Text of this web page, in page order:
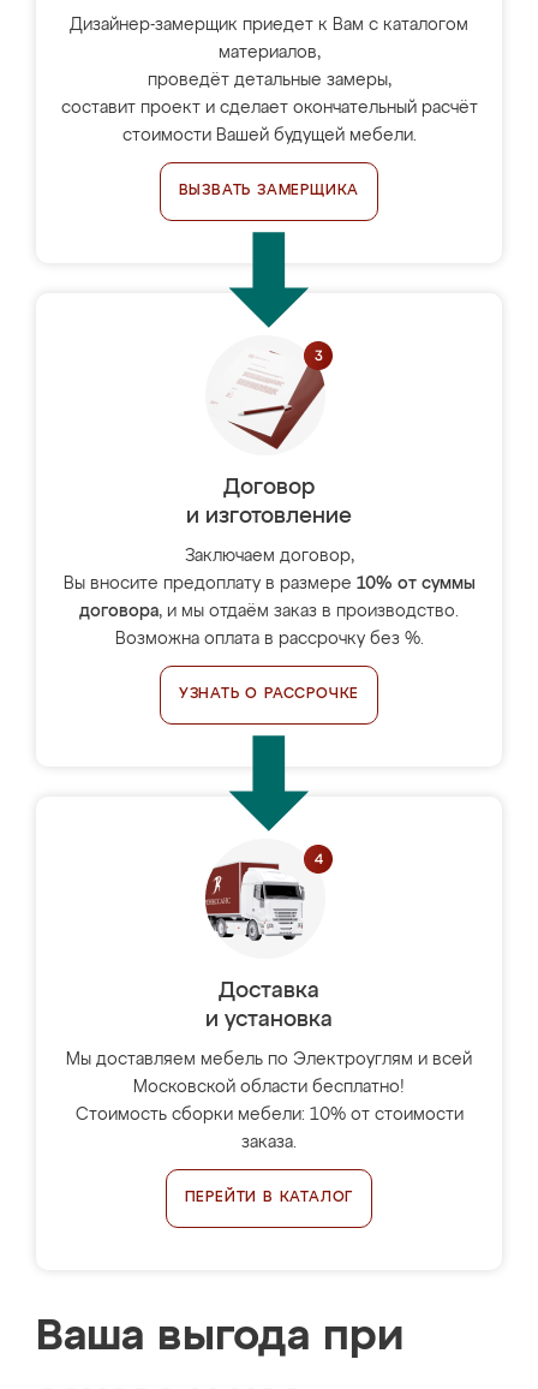
Дизайнер-замерщик приедет к Вам с каталогом
материалов,
проведёт детальные замеры,
составит проект и сделает окончательный расчёт
стоимости Вашей будущей мебели.
ВЫЗВАТЬ ЗАМЕРЩИКА
Договор
и изготовление
Заключаем договор,
Вы вносите предоплату в размере 10% от суммы
договора, и мы отдаём заказ в производство.
Возможна оплата в рассрочку без %.
УЗНАТЬ О РАССРОЧКЕ
Доставка
и установка
Мы доставляем мебель по Электроуглям и всей
Московской области бесплатно!
Стоимость сборки мебели: 10% от стоимости
заказа.
ПЕРЕЙТИ В КАТАЛОГ
Ваша выгода при